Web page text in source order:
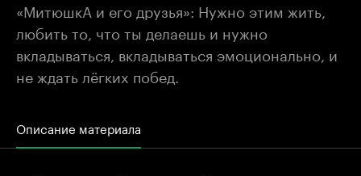
«МитюшкА и его друзья»: Нужно этим жить,
любить то, что ты делаешь и нужно
вкладываться, вкладываться эмоционально, и
не ждать лёгких побед.
Описание материала